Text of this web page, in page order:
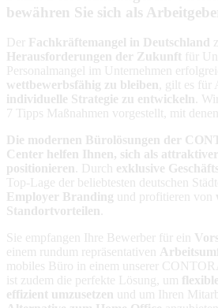
bewähren Sie sich als
Der Fachkräftemangel in Deutschland
Herausforderungen der Zukunft für
Personalmangel im Unternehmen
wettbewerbsfähig zu bleiben, gilt es für
individuelle Strategie zu entwickeln .
7 Tipps Maßnahmen vorgestellt, mit
Die modernen Bürolösungen der
Center helfen Ihnen, sich als
positionieren . Durch exklusive
Top-Lage der beliebtesten deutschen
Employer Branding und profitieren von
Standortvorteilen
Sie empfangen Ihre Bewerber für ein
einem rundum repräsentativen
mobiles Büro in einem unserer
ist zudem die perfekte Lösung, um
effizient umzusetzen und um Ihren